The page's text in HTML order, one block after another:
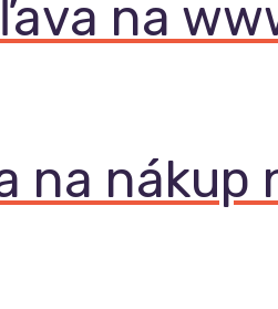
na
na nákup